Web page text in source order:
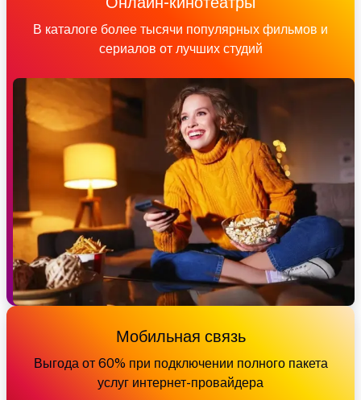
В каталоге более тысячи популярных фильмов и
сериалов от лучших студий
Мобильная связь
Выгода от 60% при подключении полного пакета
услуг интернет-провайдера